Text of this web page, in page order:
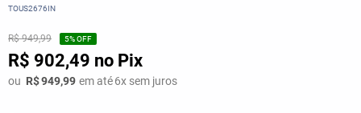
TOUS2676IN
R$ 949,99 5% OFF
R$ 902,49 no Pix
ou R$949,99 em até6x sem juros